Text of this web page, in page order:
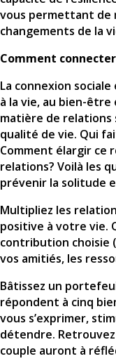
vous permettant de
changements de la
Comment connecter
La connexion
à la vie, au bien-être
matière de
qualité de vie. Qui
Comment élargir ce
relations? Voilà les
prévenir la solitude
Multipliez les
positive à votre vie.
contribution choisie
vos amitiés, les
Bâtissez un
répondent à cinq
vous s’exprimer,
détendre. Retrouvez
couple auront à